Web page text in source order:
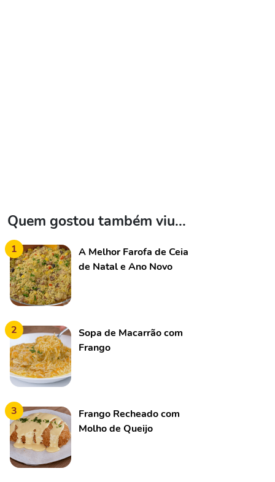
Quem gostou também viu...
1
A Melhor Farofa de Ceia
de Natal e Ano Novo
2
Sopa de Macarrão com
Frango
3
Frango Recheado com
Molho de Queijo